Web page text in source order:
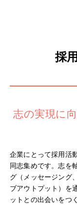
採
志の実現に
企業にとって採用活
同志集めです。志を
グ（メッセージング
ブアウトプット）を
ットとの出会いをつ